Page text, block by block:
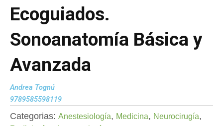
Ecoguiados.
Sonoanatomía Básica y
Avanzada
Andrea Tognú
9789585598119
Categorias: Anestesiología, Medicina, Neurocirugía,